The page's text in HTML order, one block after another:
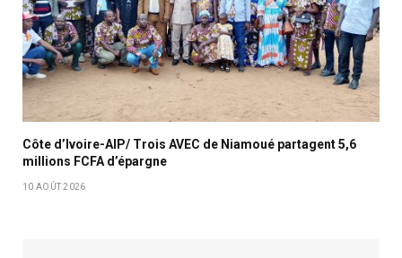
Côte d’Ivoire-AIP/ Trois AVEC de Niamoué partagent 5,6
millions FCFA d’épargne
10 AOÛT 2026